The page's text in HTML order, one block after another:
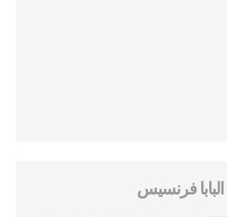
البابا فرنسيس